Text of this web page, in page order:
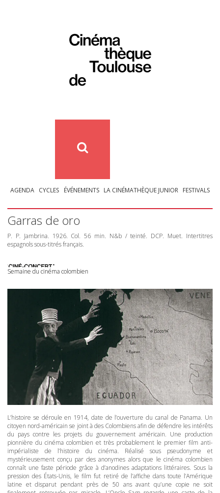
AGENDA CYCLES ÉVÉNEMENTS LA CINÉMATHÈQUE JUNIOR FESTIVALS
Garras de oro
P. P. Jambrina. 1926. Col. 56 min. N&b / teinté. DCP. Muet. Intertitres
espagnols sous-titrés français.
Semaine du cinéma colombien
L’histoire se déroule en 1914, date de l’ouverture du canal de Panama. Un
citoyen nord-américain se joint à des Colombiens afin de défendre les intérêts
du pays contre les projets du gouvernement américain. Une production
pionnière du cinéma colombien et très probablement le premier film anti-
impérialiste de l’histoire du cinéma. Réalisé sous pseudonyme et
mystérieusement conçu par des anonymes alors que le cinéma colombien
connaît une faste période grâce à d’anodines adaptations littéraires. Sous la
pression des États-Unis, le film fut retiré de l’affiche dans toute l’Amérique
latine et disparut pendant près de 50 ans avant qu’une copie ne soit